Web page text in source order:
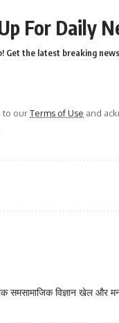
For Daily
Get the latest breaking
to ourTerms of Use and
समसामाजिक विज्ञान खेल और